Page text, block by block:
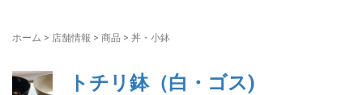
ホーム > 店舗情報 > 商品 > 丼・小鉢
トチリ鉢（白・ゴス)